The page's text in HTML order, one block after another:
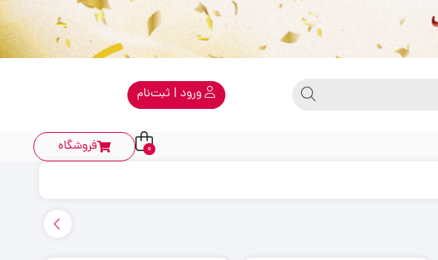
ورود | ثبت‌نام
فروشگاه 0